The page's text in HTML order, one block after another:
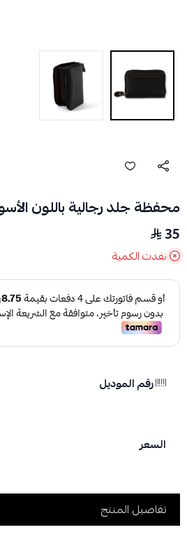
محفظة جلد رجالية باللون
35
نفدت الكمية
رقم الموديل
السعر
تفاصيل المنتج